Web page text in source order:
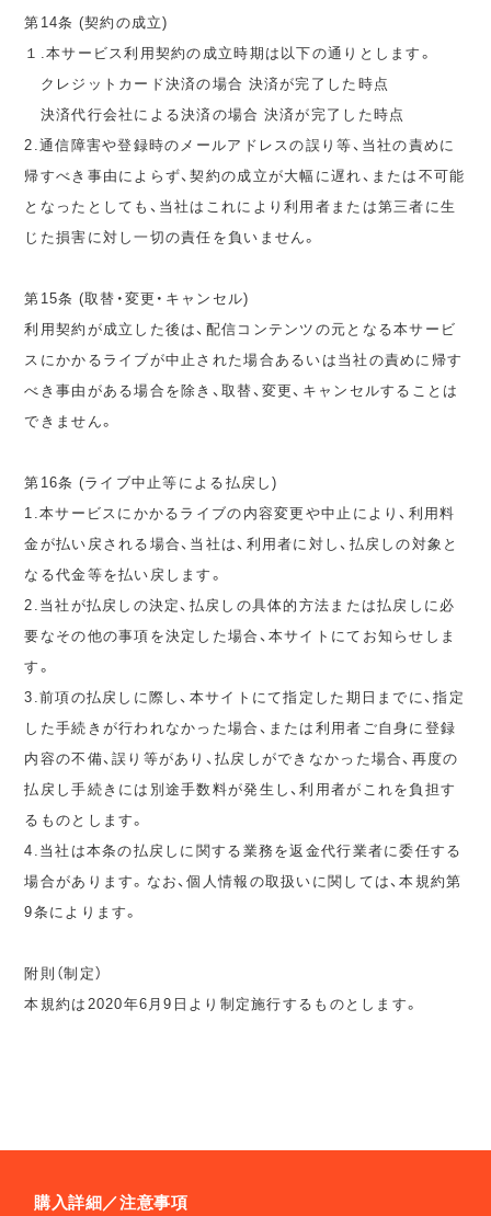
第14条 (契約の成立)
１.本サービス利用契約の成立時期は以下の通りとします。
クレジットカード決済の場合 決済が完了した時点
決済代行会社による決済の場合 決済が完了した時点
2.通信障害や登録時のメールアドレスの誤り等、当社の責めに
帰すべき事由によらず、契約の成立が大幅に遅れ、または不可能
となったとしても、当社はこれにより利用者または第三者に生
じた損害に対し一切の責任を負いません。
第15条 (取替・変更・キャンセル)
利用契約が成立した後は、配信コンテンツの元となる本サービ
スにかかるライブが中止された場合あるいは当社の責めに帰す
べき事由がある場合を除き、取替、変更、キャンセルすることは
できません。
第16条 (ライブ中止等による払戻し)
1.本サービスにかかるライブの内容変更や中止により、利用料
金が払い戻される場合、当社は、利用者に対し、払戻しの対象と
なる代金等を払い戻します。
2.当社が払戻しの決定、払戻しの具体的方法または払戻しに必
要なその他の事項を決定した場合、本サイトにてお知らせしま
す。
3.前項の払戻しに際し、本サイトにて指定した期日までに、指定
した手続きが行われなかった場合、または利用者ご自身に登録
内容の不備、誤り等があり、払戻しができなかった場合、再度の
払戻し手続きには別途手数料が発生し、利用者がこれを負担す
るものとします。
4.当社は本条の払戻しに関する業務を返金代行業者に委任する
場合があります。なお、個人情報の取扱いに関しては、本規約第
9条によります。
附則（制定）
本規約は2020年6月9日より制定施行するものとします。
購入詳細／注意事項